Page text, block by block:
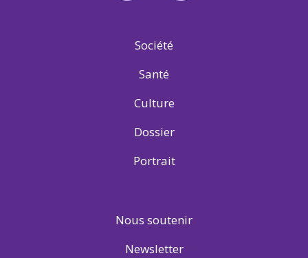
Société
Santé
Culture
Dossier
Portrait
Nous soutenir
Newsletter